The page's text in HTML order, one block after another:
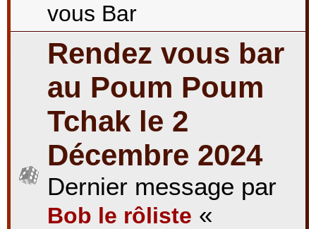
vous Bar
Rendez vous bar
au Poum Poum
Tchak le 2
Décembre 2024
Dernier message par
Bob le rôliste «